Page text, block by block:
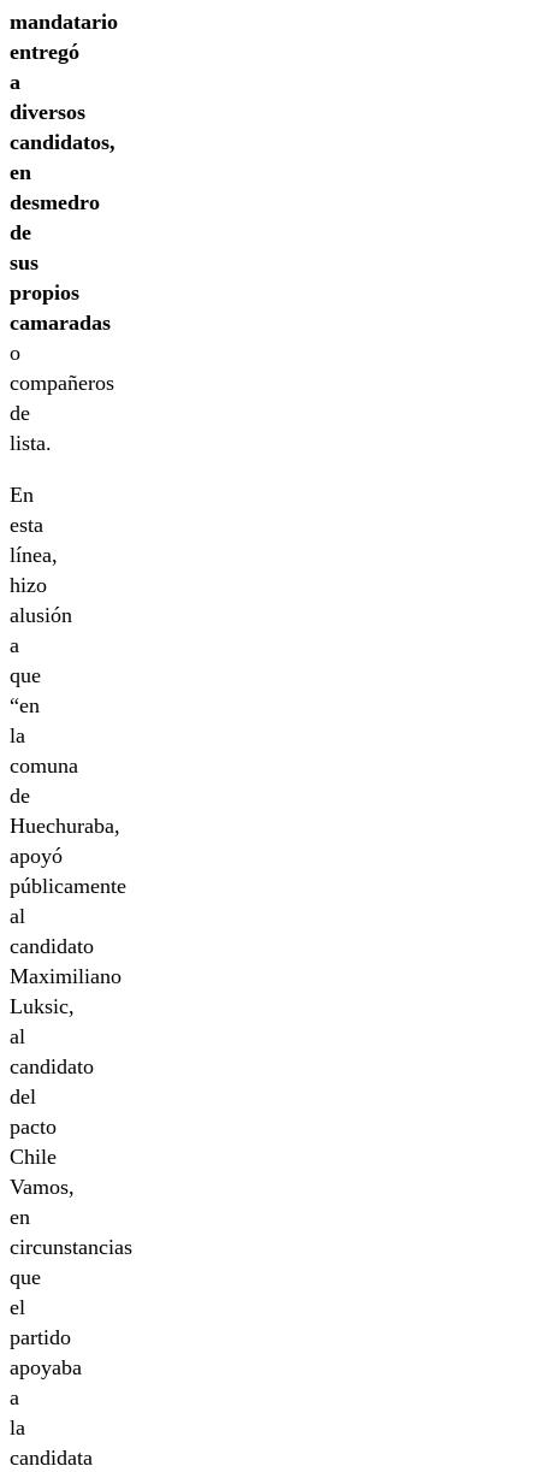
mandatario
entregó
a
diversos
candidatos,
en
desmedro
de
sus
propios
camaradas
o
compañeros
de
lista.
En
esta
línea,
hizo
alusión
a
que
“en
la
comuna
de
Huechuraba,
apoyó
públicamente
al
candidato
Maximiliano
Luksic,
al
candidato
del
pacto
Chile
Vamos,
en
circunstancias
que
el
partido
apoyaba
a
la
candidata